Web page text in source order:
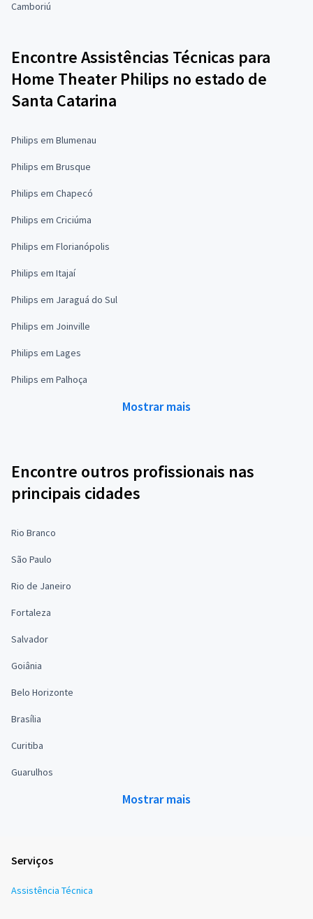
Camboriú
Encontre Assistências Técnicas para
Home Theater Philips no estado de
Santa Catarina
Philips em Blumenau
Philips em Brusque
Philips em Chapecó
Philips em Criciúma
Philips em Florianópolis
Philips em Itajaí
Philips em Jaraguá do Sul
Philips em Joinville
Philips em Lages
Philips em Palhoça
Mostrar mais
Encontre outros profissionais nas
principais cidades
Rio Branco
São Paulo
Rio de Janeiro
Fortaleza
Salvador
Goiânia
Belo Horizonte
Brasília
Curitiba
Guarulhos
Mostrar mais
Serviços
Assistência Técnica